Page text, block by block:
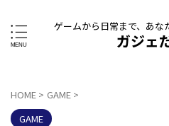
ゲームから日常まで、あな
ガジェ
HOME > GAME >
GAME